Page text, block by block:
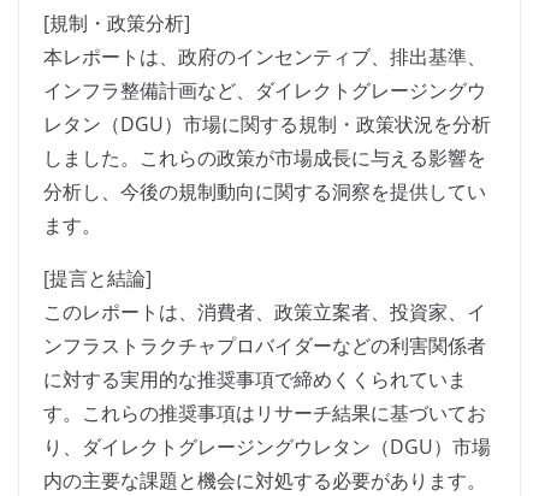
[規制・政策分析]
本レポートは、政府のインセンティブ、排出基準、
インフラ整備計画など、ダイレクトグレージングウ
レタン（DGU）市場に関する規制・政策状況を分析
しました。これらの政策が市場成長に与える影響を
分析し、今後の規制動向に関する洞察を提供してい
ます。
[提言と結論]
このレポートは、消費者、政策立案者、投資家、イ
ンフラストラクチャプロバイダーなどの利害関係者
に対する実用的な推奨事項で締めくくられていま
す。これらの推奨事項はリサーチ結果に基づいてお
り、ダイレクトグレージングウレタン（DGU）市場
内の主要な課題と機会に対処する必要があります。